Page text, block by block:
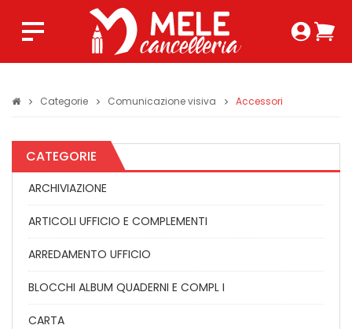
Login
Categorie Comunicazione visiva Accessori
CATEGORIE
ARCHIVIAZIONE
ARTICOLI UFFICIO E COMPLEMENTI
ARREDAMENTO UFFICIO
BLOCCHI ALBUM QUADERNI E COMPL I
CARTA